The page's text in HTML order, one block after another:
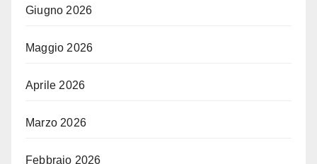
Giugno 2026
Maggio 2026
Aprile 2026
Marzo 2026
Febbraio 2026